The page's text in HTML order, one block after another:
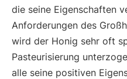
die seine Eigenschaften
Anforderungen des
wird der Honig sehr oft
Pasteurisierung
alle seine positiven